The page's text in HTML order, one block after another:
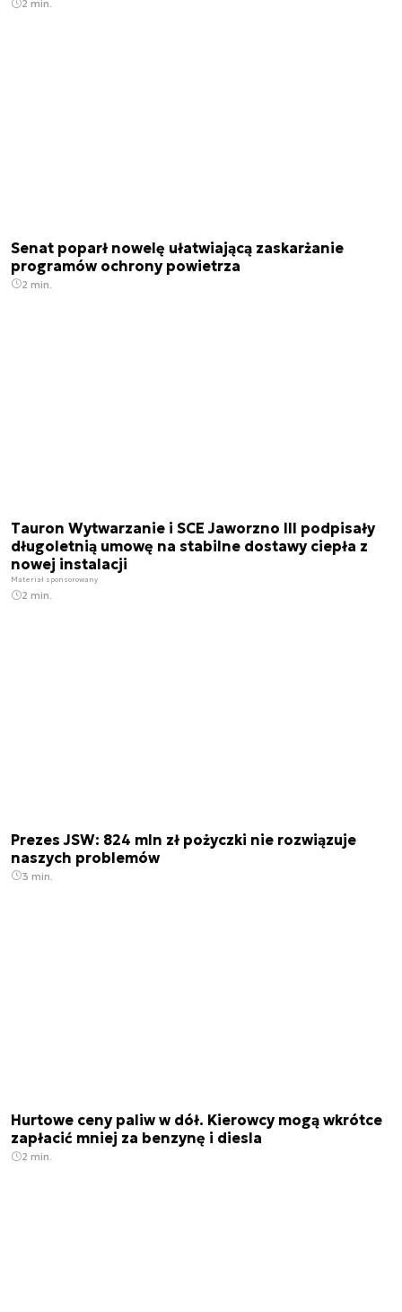
2 min.
Senat poparł nowelę ułatwiającą zaskarżanie
programów ochrony powietrza
2 min.
Tauron Wytwarzanie i SCE Jaworzno III podpisały
długoletnią umowę na stabilne dostawy ciepła z
nowej instalacji
Materiał sponsorowany
2 min.
Prezes JSW: 824 mln zł pożyczki nie rozwiązuje
naszych problemów
3 min.
Hurtowe ceny paliw w dół. Kierowcy mogą wkrótce
zapłacić mniej za benzynę i diesla
2 min.